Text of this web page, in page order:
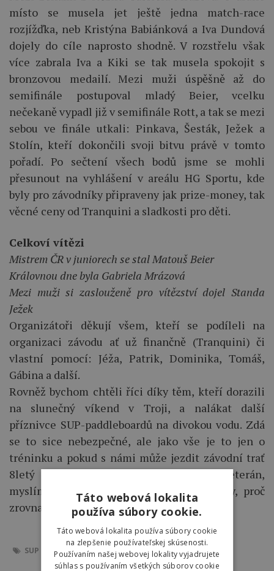
místo se musela jet ještě jedna match-race
rozjížďka, neb Kristýna Babiánková a Iva Dundová
dojely do cíle naprosto shodně. V rozstřelu však
více zabrala Iva a Kiki se tak musela spokojit s
bronzovou medailí. Mezi muži úspěšně až do
semifinále postupoval mladý Beier, vcelku
nečekaně vypadl již v semifinále Rott, a tak se mezi
sebou ve finále utkali: Pinkava, Šesták, Ježek a
Stolín, kteří dokončili svoji bitvu právě v tomto
pořadí. Po sečtení všech bodů jsme se mohli
přesunout na vyhlášení v areálu HG Sportu, kde
byly pro závodníky připraveny jak prize-money, tak
věcné ceny od Tranquini a sladkosti pro děti.
Celkoví vítězi
Mistrem ČR v juniorech se stal Matouš Beier
Královnou dne byla Gabriela Mrázová
Mezi muži si zaslouženě pro vítězství dojel Standa
Ježek
Organizátoři děkují všem, kteří se podíleli na
organizaci závodu ať už finančně (Tranquini) či
vlastní pomocí: Jéža, Patrik, Dominika, Tomáš,
Gábina a další.
Rovněž bychom chtěli říci díky těm, kteří dorazili
na slunečný víkend v Troji, a nalákat další
příznivce SUP-paddleboardů na divokou vodu. Zdá
se to sice nebezpečné, ale jako vše je to jen o
tréninku a pokud s námi může jezdit závodní trať
8letý kluk, 14letá holka, nebo 50letý veterán,
myslím, že zde není prostor pro výmluvy, proč
zrovna ty NE!
SUP PADDLEBOARDINGSTAND UP PADDLE MČR
Táto webová lokalita
používa súbory cookie.
Táto webová lokalita používa súbory cookie
na zlepšenie používateľskej skúsenosti.
Používaním našej webovej lokality vyjadrujete
súhlas s používaním všetkých súborov cookie